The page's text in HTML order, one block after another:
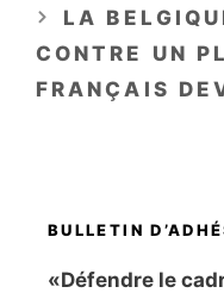
LA
CONTRE UN
FRANÇAIS
BULLETIN
«Défendre le